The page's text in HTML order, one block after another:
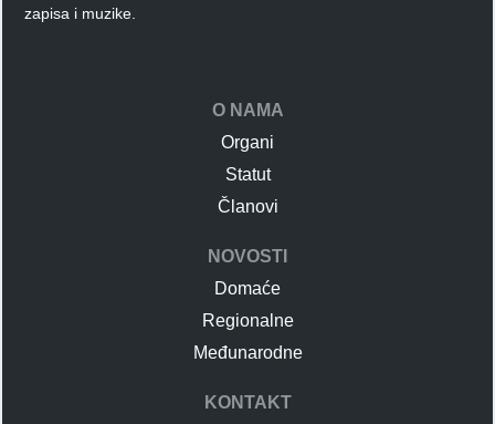
zapisa i muzike.
O NAMA
Organi
Statut
Članovi
NOVOSTI
Domaće
Regionalne
Međunarodne
KONTAKT